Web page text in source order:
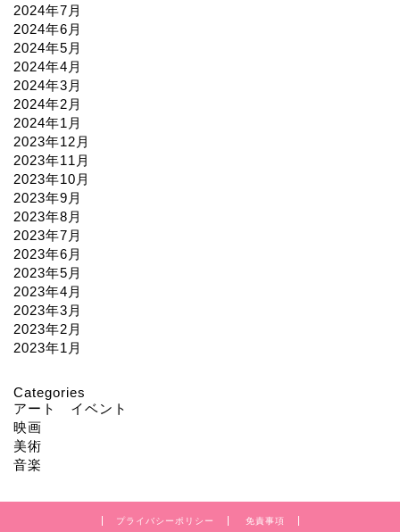
2024年7月
2024年6月
2024年5月
2024年4月
2024年3月
2024年2月
2024年1月
2023年12月
2023年11月
2023年10月
2023年9月
2023年8月
2023年7月
2023年6月
2023年5月
2023年4月
2023年3月
2023年2月
2023年1月
Categories
アート イベント
映画
美術
音楽
プライバシーポリシー 免責事項